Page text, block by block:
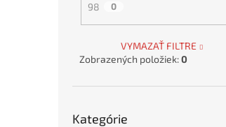
98 0
VYMAZAŤ FILTRE
Zobrazených položiek:0
kategórie
Kategórie